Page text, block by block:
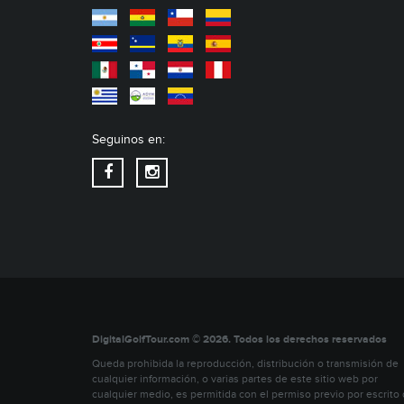
Seguinos en:
DigitalGolfTour.com © 2026. Todos los derechos reservados
Queda prohibida la reproducción, distribución o transmisión de
cualquier información, o varias partes de este sitio web por
cualquier medio, es permitida con el permiso previo por escrito